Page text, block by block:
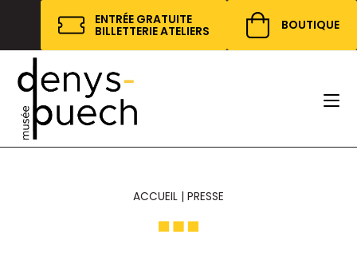
ENTRÉE GRATUITE
BILLETTERIE ATELIERS BOUTIQUE
ACCUEIL | PRESSE
Cookies management panel